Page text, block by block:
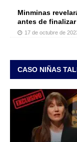
Minminas
antes de
17 de octubre de
CASO NIÑAS